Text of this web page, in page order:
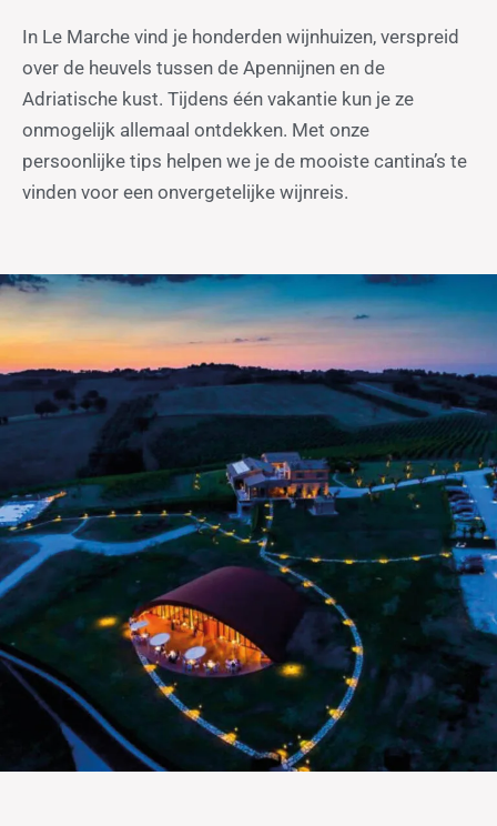
In Le Marche vind je honderden wijnhuizen, verspreid
over de heuvels tussen de Apennijnen en de
Adriatische kust. Tijdens één vakantie kun je ze
onmogelijk allemaal ontdekken. Met onze
persoonlijke tips helpen we je de mooiste cantina’s te
vinden voor een onvergetelijke wijnreis.